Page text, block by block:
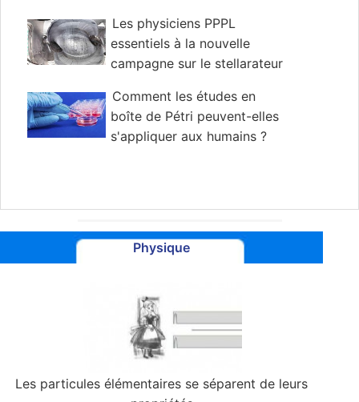
Les physiciens PPPL
essentiels à la nouvelle
campagne sur le stellarateur
Comment les études en
boîte de Pétri peuvent-elles
s'appliquer aux humains ?
Physique
Les particules élémentaires se séparent de leurs